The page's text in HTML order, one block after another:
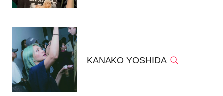
KANAKO YOSHIDA